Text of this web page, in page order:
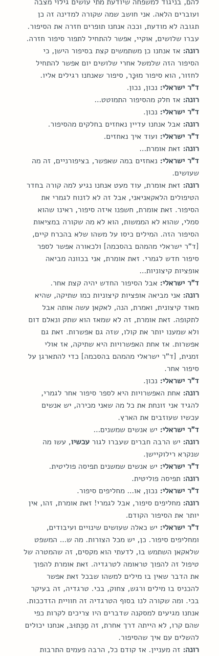
ועוברים הלאה. אני חושב שמה שקורה למדינה זה כן
תגובה לא מודעת, וככה אנחנו תופרים חזרה את הסיפור.
עברו שלושים, אוקיי, אפשר להתחיל לתפור סיפור חזרה.
רונה: אז אנחנו כן משתמשים קצת בסיפור הישן, כי
הסיפור הזה שלמשל אחרי שלושים יום אפשר להתחיל
לחזור, הוא סיפור מוּכָּר, סיפור שאנחנו רגילים אליו.
ד"ר ישראלי: נכון, נכון.
רונה: אז חלק מהסיפור התמוטט…
ד"ר ישראלי: נכון.
רונה: אבל אנחנו עדיין נאחזים בחלקים מהסיפור.
ד"ר ישראלי: ועוד איך נאחזים.
רונה: זאת אומרת…
ד"ר ישראלי: נאחזים במה שאפשר, בציפורניים, זה מה
שעושים.
רונה: זאת אומרת, עוד מעט אנחנו נגיע למה קורה בחדר
הטיפולים הלאקאניאני, אבל זה לא לזנוח לגמרי את
הסיפור. זאת אומרת, חשפנו איזה סיפור, ראינו שהוא
סמלי, שהוא לא הממשות, הוא לא מה שקורה במציאות
הסיפור הזה. המילים כיסו על משהו שלא בהכרח קיים,
[ד"ר ישראלי מהמהם בהסכמה] ולכאורה אפשר לספר
סיפור חדש לגמרי. זאת אומרת, אני בכוונה מביאה
אופציות קיצוניות…
ד"ר ישראלי: אבל הסיפור החדש יהיה קצת אחר.
רונה: אני מביאה אופציות קיצוניות כמו שתיקה, שהיא
מאוד קיצונית, ואמרת, הנה, לאקאן עשה אותה אבל
לתקופה. זאת אומרת, זה לא שמאז הוא שתק ונאלם דום
ולא שמענו יותר את קולו, שזה גם אפשרות. זאת גם
אפשרות. אז אחת האפשרויות היא שתיקה, אז אולי
זמנית, [ד"ר ישראלי מהמהם בהסכמה] כדי להתארגן על
סיפור אחר.
ד"ר ישראלי: נכון.
רונה: אחת האפשרויות היא לספר סיפור אחר לגמרי,
להגיד אני זונחת את כל מה שאני מכירה, יש אנשים
עכשיו שעוזבים את הארץ.
ד"ר ישראלי: יש אנשים שמשנים…
רונה: יש הרבה חברים שעברו לגור עכשיו, עשו מה
שנקרא רילוקיישן.
ד"ר ישראלי: יש אנשים שמשנים תפיסה פוליטית.
רונה: תפיסה פוליטית.
ד"ר ישראלי: נכון, או… מחליפים סיפור.
רונה: מחליפים סיפור, אבל לגמרי! זאת אומרת, זהו, אין
יותר את הסיפור הקודם.
ד"ר ישראלי: יש כאלה שעושים שינויים ועיבודים,
ומחליפים סיפור. כן, יש מכל הצורות. מה ש… המשפט
שלאקאן השתמש בו, לדעתי הוא מקסים, זה שהמטרה של
טיפול זה להפוך טראומה לטרגדיה. זאת אומרת להפוך
את הדבר שאין בו מילים למשהו שבכל זאת אפשר
להכניס בו מילים ורגש, צחוק, בכי. טרגדיה, זה בעיקר
בכי. ומה שקורה לנו בסוף הטרגדיה זה חוויית הזדככות.
אנחנו מגיעים למסקנה שדברים היו צריכים לקרות כפי
שהם קרו, לא הייתה דרך אחרת, זה מַכְּתוּבּ, אנחנו יכולים
להשלים עם איך שהסיפור.
רונה: זה מעניין. אז קודם כל, הרבה פעמים התרבות